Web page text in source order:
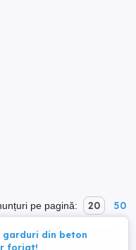
pe pagină: 20 50
garduri din beton
forjat!